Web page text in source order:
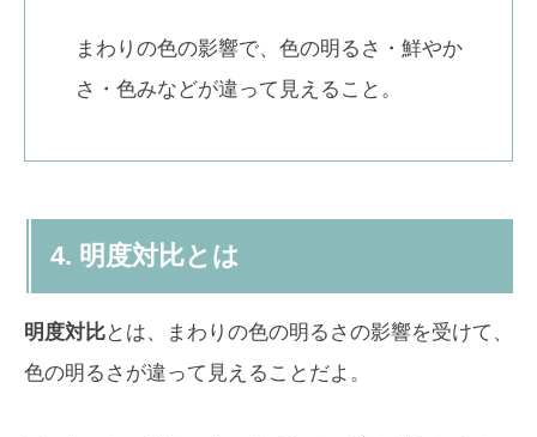
まわりの色の影響で、色の明るさ・鮮やか
さ・色みなどが違って見えること。
4. 明度対比とは
明度対比とは、まわりの色の明るさの影響を受けて、
色の明るさが違って見えることだよ。